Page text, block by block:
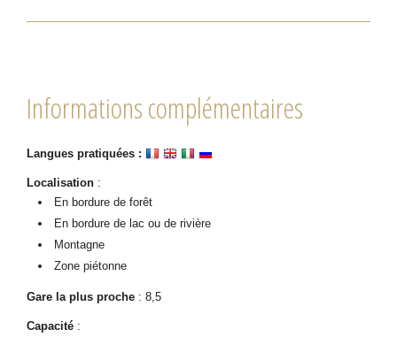
Informations complémentaires
Langues pratiquées :
Localisation :
En bordure de forêt
En bordure de lac ou de rivière
Montagne
Zone piétonne
Gare la plus proche : 8,5
Capacité :